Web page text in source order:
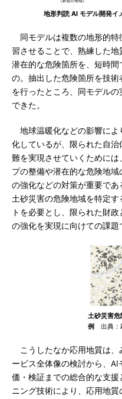
地形判読 AI モデル開発イ
同モデルは複数の地形的特
習させることで、熟練した
潜在的な危険箇所を、短時
の。抽出した危険箇所を技
を行ったところ、同モデル
できた。
地球温暖化などの影響によ
化しているが、限られた自
難を実現させていくために
プの整備や潜在的な危険地
の強化などの対策が重要で
土砂災害の危険地域を特定
トを必要とし、限られた財
の強化を実現に向けての課題
土砂災害
例
出典：
こうしたなか応用地質は、
ービス全体像の検討から、
価・検証までの総合的な支
ニング技術により、応用地